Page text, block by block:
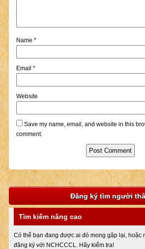
Name *
Email *
Website
Save my name, email, and website in this
comment.
Đăng ký tìm người
Tìm kiếm nâng cao
Có thể bạn đang được ai đó mong gặp lại, hoặc
đăng ký với NCHCCCL. Hãy kiểm tra!